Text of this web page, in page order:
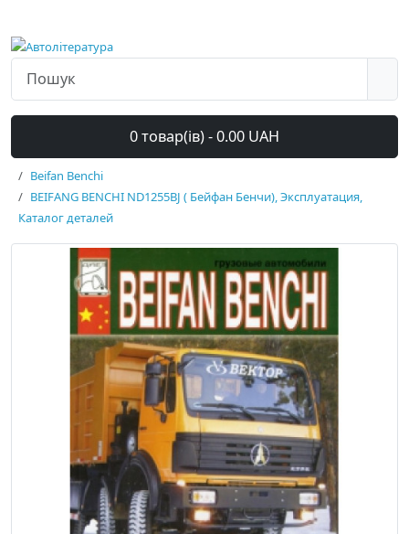
0 товар(ів) - 0.00 UAH
Beifan Benchi
BEIFANG BENCHI ND1255BJ ( Бейфан Бенчи), Эксплуатация,
Каталог деталей